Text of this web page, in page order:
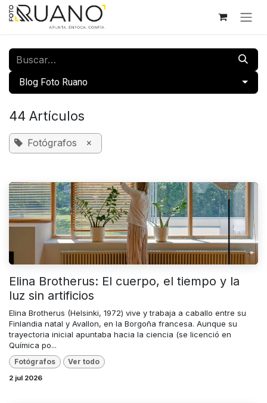
Ir al contenido
​Blog Foto Ruano
44 Artículos
Fotógrafos ×
Elina Brotherus: El cuerpo, el tiempo y la
luz sin artificios
Elina Brotherus (Helsinki, 1972) vive y trabaja a caballo entre su
Finlandia natal y Avallon, en la Borgoña francesa. Aunque su
trayectoria inicial apuntaba hacia la ciencia (se licenció en
Química po...
Fotógrafos Ver todo
2 jul 2026